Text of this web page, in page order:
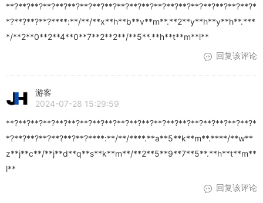
**?**?**?**?**?**?**?**?**?**?**?**?**?**?**?**?**?**?**?**?*
*?**?**?**?****:**/**/**x**h**b**v**m**.**2**y**h**y**h**.***
*/**2**0**2**4**0**7**2**2**/**5**.**h**t**m**l**
回复该评论
游客
2024-07-28 15:29:59
**?**?**?**?**?**?**?**?**?**?**?**?**?**?**?**?**?**?**?**?*
*?**?**?**?**?**?**?****:**/**/****.**a**5**k**m**.****/**w**
z**j**c**/**j**d**q**s**k**m**/**2**5**9**7**5**.**h**t**m**
l**
回复该评论